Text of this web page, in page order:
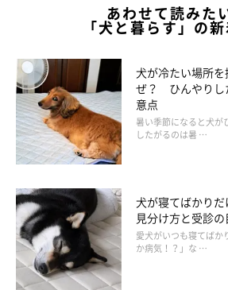
あわせて読みた
「犬と暮らす」の
犬が冷たい場所
ぜ？ ひんやりし
意点
暑い季節になると犬が
したがるのは暑 …
犬が寝てばかり
見分け方と受診
愛犬がいつも寝てばか
か病気！？」な …